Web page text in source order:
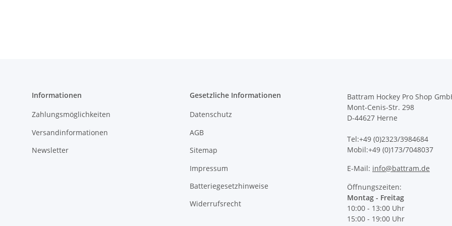
Informationen
Zahlungsmöglichkeiten
Versandinformationen
Newsletter
Gesetzliche Informationen
Datenschutz
AGB
Sitemap
Impressum
Batteriegesetzhinweise
Widerrufsrecht
Battram Hockey Pro Shop
Mont-Cenis-Str. 298
D-44627 Herne
Tel:+49 (0)2323/3984684
Mobil:+49 (0)173/7048037
E-Mail: info@battram.de
Öffnungszeiten:
Montag - Freitag
10:00 - 13:00 Uhr
15:00 - 19:00 Uhr